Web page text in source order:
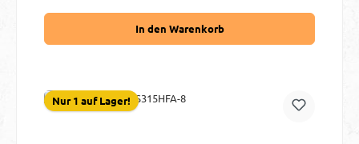
In den Warenkorb
Nur 1 auf Lager!